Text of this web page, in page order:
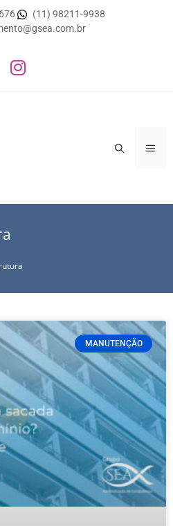
(11) 98211-9938
MANUTENÇÃO